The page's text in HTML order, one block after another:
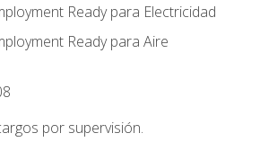
Ready para Electricidad
Ready para Aire
por supervisión.